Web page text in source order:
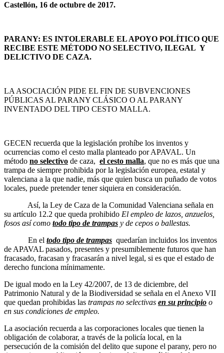
Castellón, 16 de octubre de 2017.
PARANY: ES INTOLERABLE EL APOYO POLÍTICO QUE
RECIBE ESTE MÉTODO NO SELECTIVO, ILEGAL Y
DELICTIVO DE CAZA.
LA ASOCIACIÓN PIDE EL FIN DE SUBVENCIONES
PÚBLICAS AL PARANY CLÁSICO O AL PARANY
INVENTADO DEL TIPO CESTO MALLA.
GECEN recuerda que la legislación prohíbe los inventos y
ocurrencias como el cesto malla planteado por APAVAL. Un
método no selectivo de caza, el cesto malla, que no es más que una
trampa de siempre prohibida por la legislación europea, estatal y
valenciana a la que nadie, más que quien busca un puñado de votos
locales, puede pretender tener siquiera en consideración.
Así, la Ley de Caza de la Comunidad Valenciana señala en
su artículo 12.2 que queda prohibido El empleo de lazos, anzuelos,
fosos así como todo tipo de trampas y de cepos o ballestas.
En el todo tipo de trampas quedarían incluidos los inventos
de APAVAL pasados, presentes y presumiblemente futuros que han
fracasado, fracasan y fracasarán a nivel legal, si es que el estado de
derecho funciona mínimamente.
De igual modo en la Ley 42/2007, de 13 de diciembre, del
Patrimonio Natural y de la Biodiversidad se señala en el Anexo VII
que quedan prohibidas las trampas no selectivas en su principio o
en sus condiciones de empleo.
La asociación recuerda a las corporaciones locales que tienen la
obligación de colaborar, a través de la policía local, en la
persecución de la comisión del delito que supone el parany, pero no